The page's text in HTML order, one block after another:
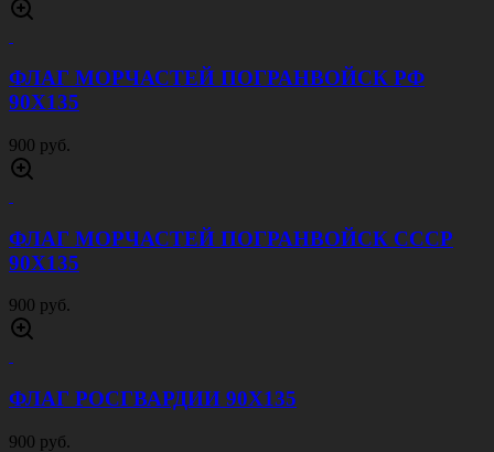
ФЛАГ МОРЧАСТЕЙ ПОГРАНВОЙСК РФ
90Х135
900 руб.
ФЛАГ МОРЧАСТЕЙ ПОГРАНВОЙСК СССР
90Х135
900 руб.
ФЛАГ РОСГВАРДИИ 90Х135
900 руб.